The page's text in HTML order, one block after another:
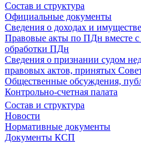
Состав и структура
Официальные документы
Сведения о доходах и имуществе
Правовые акты по ПДн вместе
обработки ПДн
Сведения о признании судом
правовых актов, принятых
Общественные обсуждения,
Контрольно-счетная палата
Состав и структура
Новости
Нормативные документы
Документы КСП